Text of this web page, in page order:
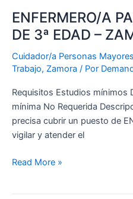
ENFERMERO/A
DE 3ª EDAD –
Cuidador/a Personas
Trabajo, Zamora / Por
Requisitos Estudios mínimos
mínima No Requerida
precisa cubrir un puesto de
vigilar y atender el
Read More »